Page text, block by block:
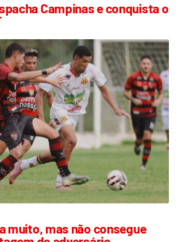
Campinas e conquista o
muito, mas não consegue